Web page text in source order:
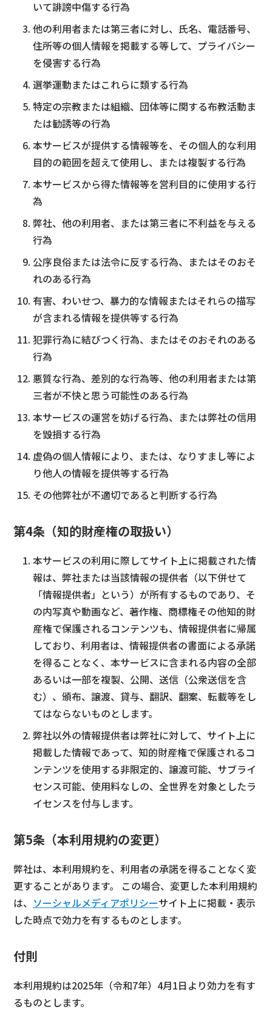
いて誹謗中傷する行為
他の利用者または第三者に対し、氏名、電話番号、
住所等の個人情報を掲載する等して、プライバシー
を侵害する行為
選挙運動またはこれらに類する行為
特定の宗教または組織、団体等に関する布教活動ま
たは勧誘等の行為
本サービスが提供する情報等を、その個人的な利用
目的の範囲を超えて使用し、または複製する行為
本サービスから得た情報等を営利目的に使用する行
為
弊社、他の利用者、または第三者に不利益を与える
行為
公序良俗または法令に反する行為、またはそのおそ
れのある行為
有害、わいせつ、暴力的な情報またはそれらの描写
が含まれる情報を提供等する行為
犯罪行為に結びつく行為、またはそのおそれのある
行為
悪質な行為、差別的な行為等、他の利用者または第
三者が不快と思う可能性のある行為
本サービスの運営を妨げる行為、または弊社の信用
を毀損する行為
虚偽の個人情報により、または、なりすまし等によ
り他人の情報を提供等する行為
その他弊社が不適切であると判断する行為
第4条（知的財産権の取扱い）
本サービスの利用に際してサイト上に掲載された情
報は、弊社または当該情報の提供者（以下併せて
「情報提供者」という）が所有するものであり、そ
の内写真や動画など、著作権、商標権その他知的財
産権で保護されるコンテンツも、情報提供者に帰属
しており、利用者は、情報提供者の書面による承諾
を得ることなく、本サービスに含まれる内容の全部
あるいは一部を複製、公開、送信（公衆送信を含
む）、頒布、譲渡、貸与、翻訳、翻案、転載等をし
てはならないものとします。
弊社以外の情報提供者は弊社に対して、サイト上に
掲載した情報であって、知的財産権で保護されるコ
ンテンツを使用する非限定的、譲渡可能、サブライ
センス可能、使用料なしの、全世界を対象としたラ
イセンスを付与します。
第5条（本利用規約の変更）
弊社は、本利用規約を、利用者の承諾を得ることなく変
更することがあります。 この場合、変更した本利用規約
は、 ソーシャルメディアポリシーサイト上に掲載・表示
した時点で効力を有するものとします。
付則
本利用規約は2025年（令和7年）4月1日より効力を有す
るものとします。